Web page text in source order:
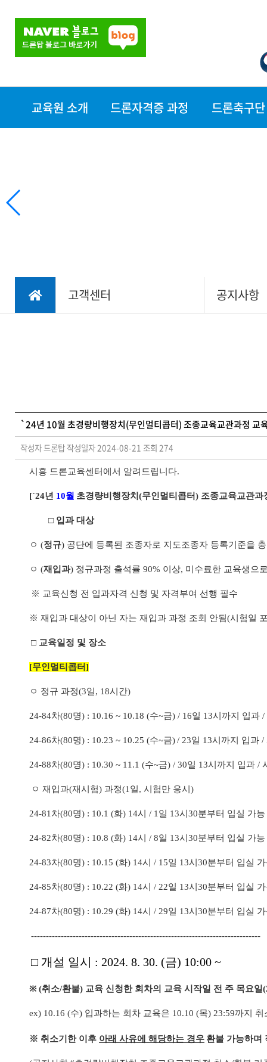
교육원 소개 드론자격증 과정 드론축구단
고객센터 공지사항
`24년 10월 초경량비행장치(무인멀티콥터) 조종교육교관과정 교
작성자 드론탑 작성일자 2024-08-21 조회 274
시흥 드론교육센터에서 알려드립니다.
[`24년 10월 초경량비행장치 (무인멀티콥터) 조종교육교관과
□ 입과 대상
ㅇ (정규) 공단에 등록된 조종자로 지도조종자 등록기준을
ㅇ (재입과) 정규과정 출석률 90% 이상, 미수료한 교육생으
※ 교육신청 전 입과자격 신청 및 자격부여 선행 필수
※ 재입과 대상이 아닌 자는 재입과 과정 조회 안됨(시험일
□ 교육일정 및 장소
[무인멀티콥터]
ㅇ 정규 과정(3일, 18시간)
24-84차(80명) : 10.16 ~ 10.18 (수~금) / 16일 13시까지 입과 /
24-86차(80명) : 10.23 ~ 10.25 (수~금)/ 23일 13시까지 입과 /
24-88차(80명) : 10.30 ~ 11.1 (수~금) / 30일 13시까지 입과 /
ㅇ 재입과(재시험) 과정(1 일, 시험만 응시 )
24-81 차(80명) : 10.1 (화) 14시 / 1 일 13시 30분부터 입실 가능
24-82차(80명) : 10.8 (화) 14시 / 8일 13시 30분부터 입실 가능
24-83차(80명) : 10.15 (화) 14시 / 15일 13시 30분부터 입실
24-85차(80명) : 10.22 (화) 14시 / 22일 13시 30분부터 입실
24-87차(80명) : 10.29 (화) 14시 / 29일 13시 30분부터 입실
-----------------------------------------------------------------------------
□ 개설 일시 : 2024. 8. 30. (금) 10:00 ~
※ (취소/환불) 교육 신청한 회차의 교육 시작일 전 주 목요일
ex) 10.16 (수) 입과하는 회차 교육은 10.10 (목) 23:59까지 취
※ 취소기한 이후 아래 사유에 해당하는 경우 환불 가능하며